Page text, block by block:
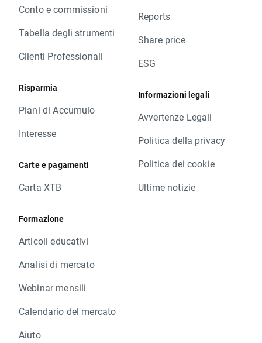
Conto e commissioni
Tabella degli strumenti
Clienti Professionali
Risparmia
Piani di Accumulo
Interesse
Carte e pagamenti
Carta XTB
Formazione
Articoli educativi
Analisi di mercato
Webinar mensili
Calendario del mercato
Aiuto
Reports
Share price
ESG
Informazioni legali
Avvertenze Legali
Politica della privacy
Politica dei cookie
Ultime notizie